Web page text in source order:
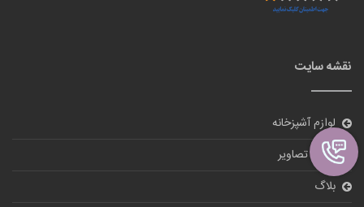
نقشه سایت
لوازم آشپزخانه
گالری تصاویر
بلاگ